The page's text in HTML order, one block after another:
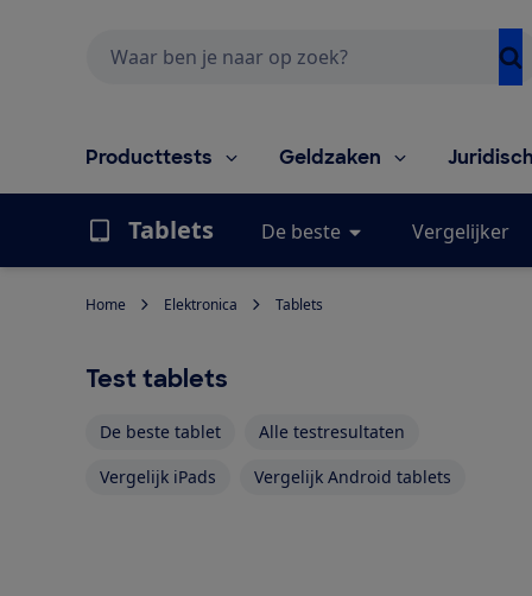
Producttests Geldzaken
Tablets De beste Vergelijker
Home Elektronica Tablets
Test tablets
De beste tablet
Alle testresultaten
Vergelijk iPads
Vergelijk Android tablets